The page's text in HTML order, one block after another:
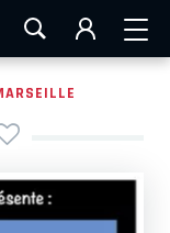
LA ROCHELLE